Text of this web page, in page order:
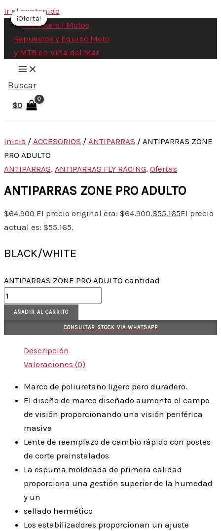
Ir al contenido
Buscar
$0
¡Oferta!
Inicio / ACCESORIOS / ANTIPARRAS / ANTIPARRAS ZONE
PRO ADULTO
ANTIPARRAS, ANTIPARRAS FLY RACING, Ofertas
ANTIPARRAS ZONE PRO ADULTO
$64.900 El precio original era: $64.900.$55.165El precio
actual es: $55.165.
BLACK/WHITE
ANTIPARRAS ZONE PRO ADULTO cantidad
AÑADIR AL CARRITO
CONSULTAR STOCK VIA WHATSAPP
Descripción
Valoraciones (0)
Marco de poliuretano ligero pero duradero.
El diseño de marco diseñado aumenta el campo
de visión proporcionando una visión periférica
masiva
Lente de reemplazo de cambio rápido con postes
de corte preinstalados
La espuma moldeada de primera calidad
proporciona una gestión superior de la humedad
y un
sellado hermético
Los estabilizadores proporcionan un ajuste
¡Oferta!
¡Oferta!
¡Oferta!
¡Oferta!
¡Oferta!
¡Oferta!